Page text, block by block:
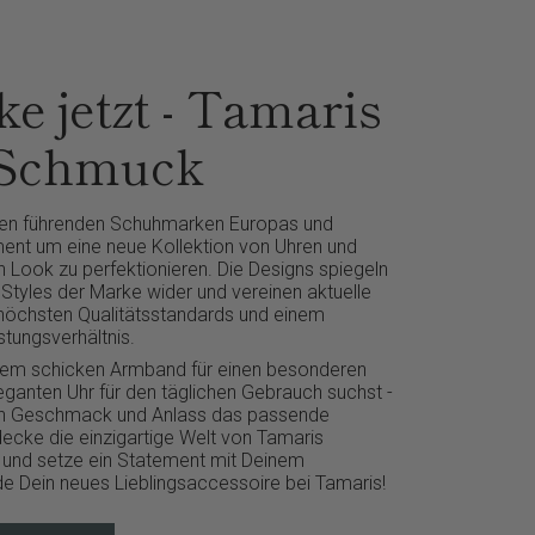
jetzt - Tamaris
führenden Schuhmarken Europas und
um eine neue Kollektion von Uhren und
Look zu perfektionieren. Die Designs spiegeln
der Marke wider und vereinen aktuelle
Qualitätsstandards und einem
schicken Armband für einen besonderen
Uhr für den täglichen Gebrauch suchst -
Geschmack und Anlass das passende
die einzigartige Welt von Tamaris
setze ein Statement mit Deinem
Dein neues Lieblingsaccessoire bei Tamaris!